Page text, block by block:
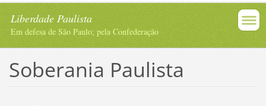
Liberdade Paulista
Em defesa de São Paulo; pela Confederação
Soberania Paulista